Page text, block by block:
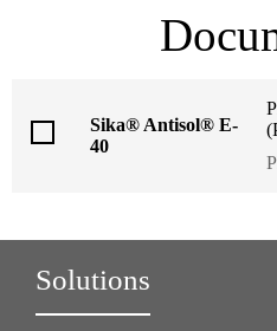
Sika® Antisol® E-
40
Solutions